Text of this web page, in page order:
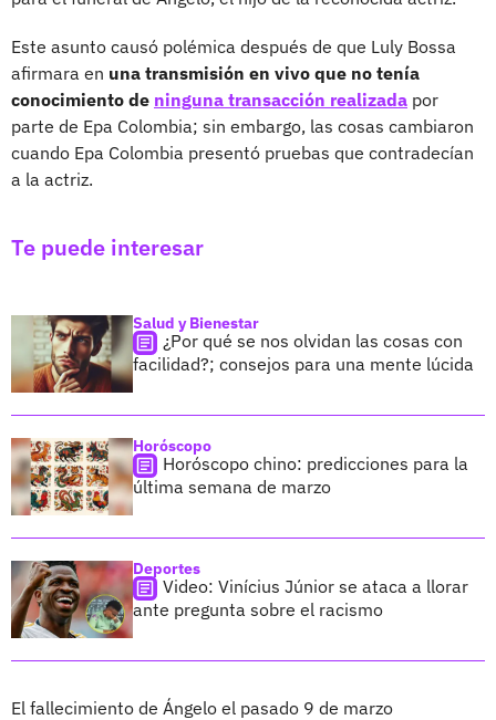
Este asunto causó polémica después de que Luly Bossa
afirmara en una transmisión en vivo que no tenía
conocimiento de ninguna transacción realizada por
parte de Epa Colombia; sin embargo, las cosas cambiaron
cuando Epa Colombia presentó pruebas que contradecían
a la actriz.
Te puede interesar
Salud y Bienestar
¿Por qué se nos olvidan las cosas con
facilidad?; consejos para una mente lúcida
Horóscopo
Horóscopo chino: predicciones para la
última semana de marzo
Deportes
Video: Vinícius Júnior se ataca a llorar
ante pregunta sobre el racismo
El fallecimiento de Ángelo el pasado 9 de marzo